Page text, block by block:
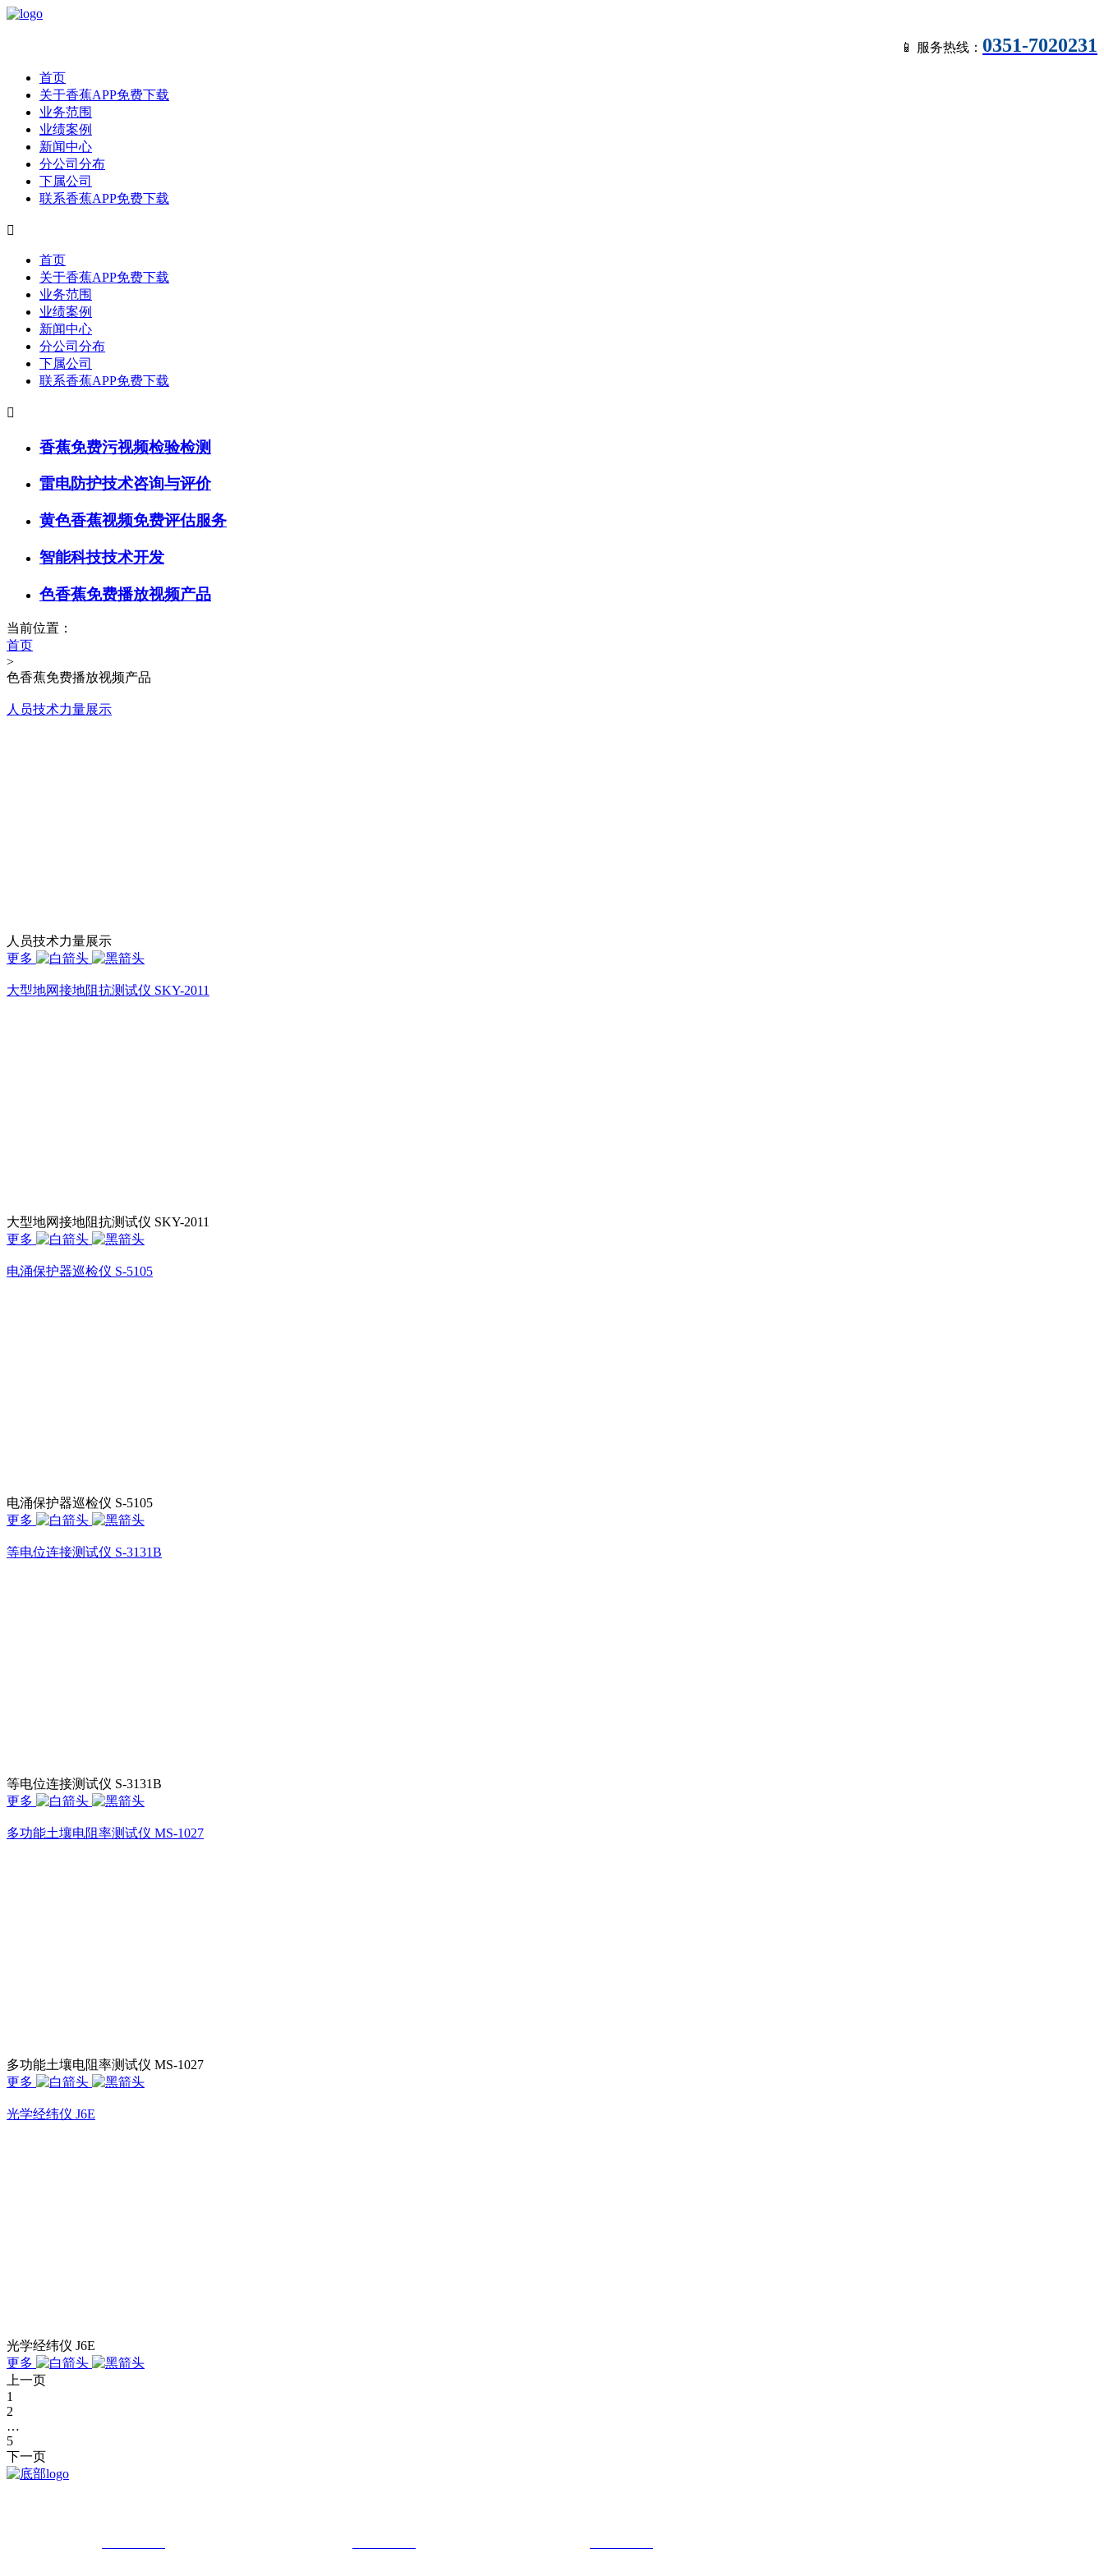
📱 服务热线： 0351-7020231
首页
关于香蕉APP免费下载
业务范围
业绩案例
新闻中心
分公司分布
下属公司
联系香蕉APP免费下载

首页
关于香蕉APP免费下载
业务范围
业绩案例
新闻中心
分公司分布
下属公司
联系香蕉APP免费下载

香蕉免费污视频检验检测
雷电防护技术咨询与评价
黄色香蕉视频免费评估服务
智能科技技术开发
色香蕉免费播放视频产品
当前位置：
首页
>
色香蕉免费播放视频产品
人员技术力量展示
人员技术力量展示
更多
大型地网接地阻抗测试仪 SKY-2011
大型地网接地阻抗测试仪 SKY-2011
更多
电涌保护器巡检仪 S-5105
电涌保护器巡检仪 S-5105
更多
等电位连接测试仪 S-3131B
等电位连接测试仪 S-3131B
更多
多功能土壤电阻率测试仪 MS-1027
多功能土壤电阻率测试仪 MS-1027
更多
光学经纬仪 J6E
光学经纬仪 J6E
更多
上一页
1
2
…
5
下一页